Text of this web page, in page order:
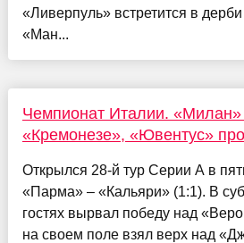
«Ливерпуль» встретится в
«Ман...
Чемпионат Италии. «Милан»
«Кремонезе», «Ювентус»
Открылся 28-й тур Серии А в
«Парма» – «Кальяри» (1:1). В
гостях вырвал победу над
на своем поле взял верх над